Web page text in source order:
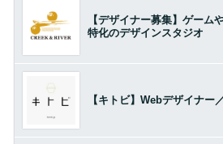
【デザイナー募集】ゲーム
特化のデザインスタジオ
【キトビ】Webデザイナー